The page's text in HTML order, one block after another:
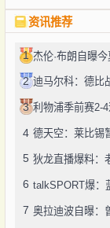
资讯推荐
1
2 迪马尔科：德比
3
4
5
6 talkSPORT爆：
7